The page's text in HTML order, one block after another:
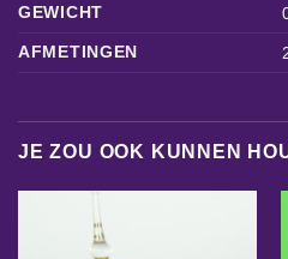
GEWICHT
AFMETINGEN
JE ZOU OOK KUNNEN